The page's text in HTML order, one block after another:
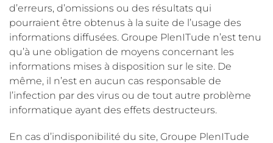
d’erreurs, d’omissions ou des résultats qui
pourraient être obtenus à la suite de l’usage des
informations diffusées. Groupe PlenITude n’est tenu
qu’à une obligation de moyens concernant les
informations mises à disposition sur le site. De
même, il n’est en aucun cas responsable de
l’infection par des virus ou de tout autre problème
informatique ayant des effets destructeurs.
​En cas d’indisponibilité du site, Groupe PlenITude